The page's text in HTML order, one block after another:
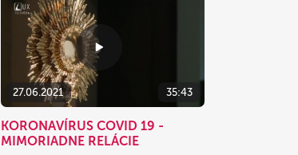
27.06.2021 35:43
KORONAVÍRUS COVID 19 -
MIMORIADNE RELÁCIE